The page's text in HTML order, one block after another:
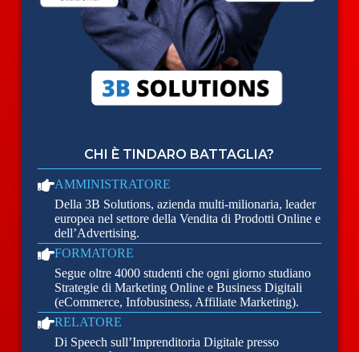
CHI È TINDARO BATTAGLIA?
AMMINISTRATORE
Della 3B Solutions, azienda multi-milionaria, leader
europea nel settore della Vendita di Prodotti Online e
dell’Advertising.
FORMATORE
Segue oltre 4000 studenti che ogni giorno studiano
Strategie di Marketing Online e Business Digitali
(eCommerce, Infobusiness, Affiliate Marketing).
RELATORE
Di Speech sull’Imprenditoria Digitale presso